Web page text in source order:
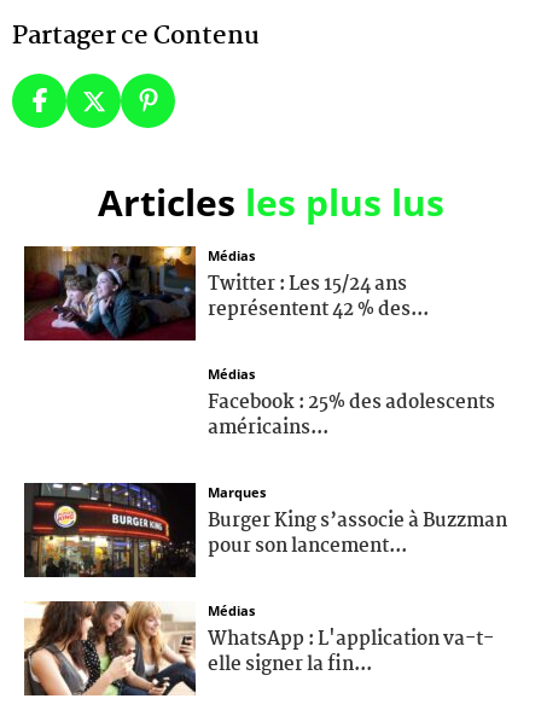
Partager ce Contenu
Articles les plus lus
Médias
Twitter : Les 15/24 ans
représentent 42 % des...
Médias
Facebook : 25% des adolescents
américains...
Marques
Burger King s’associe à Buzzman
pour son lancement...
Médias
WhatsApp : L'application va-t-
elle signer la fin...